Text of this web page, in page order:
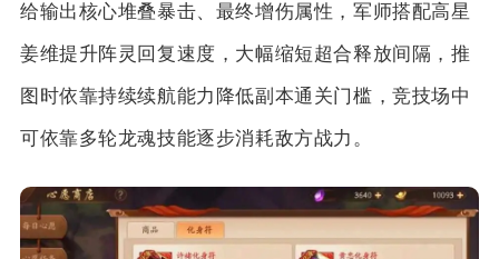
给输出核心堆叠暴击、最终增伤属性，军师搭配高星
姜维提升阵灵回复速度，大幅缩短超合释放间隔，推
图时依靠持续续航能力降低副本通关门槛，竞技场中
可依靠多轮龙魂技能逐步消耗敌方战力。